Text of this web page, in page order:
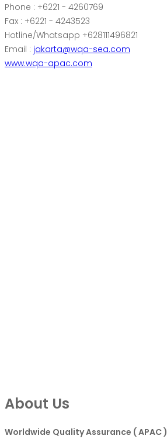
Phone : +6221 - 4260769
Fax : +6221 - 4243523
Hotline/Whatsapp +628111496821
Email : jakarta@wqa-sea.com
www.wqa-apac.com
About Us
Worldwide Quality Assurance ( APAC )